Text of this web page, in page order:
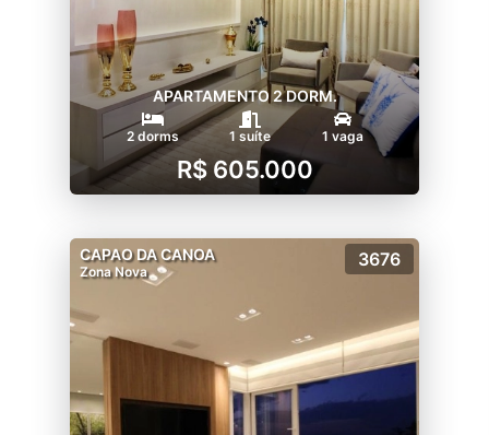
APARTAMENTO 2 DORM.
2 dorms 1 suíte 1 vaga
R$ 605.000
CAPAO DA CANOA
Zona Nova
3676